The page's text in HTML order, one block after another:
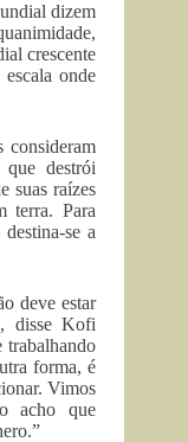
dizem
crescente
onde
consideram
destrói
suas raízes
terra. Para
se a
deve estar
disse Kofi
forma, é
Vimos
acho que